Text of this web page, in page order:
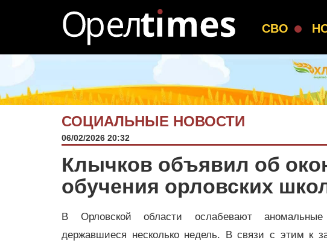
СВО
СОЦИАЛЬНЫЕ НОВОСТИ
06/02/2026 20:32
Клычков объявил об
обучения орловских
В Орловской области ослабевают
державшиеся несколько недель. В связи с этим к